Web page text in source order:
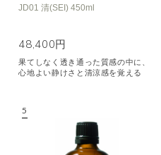
JD01 清(SEI) 450ml
48,400円
果てしなく透き通った質感の中に、
心地よい静けさと清涼感を覚える